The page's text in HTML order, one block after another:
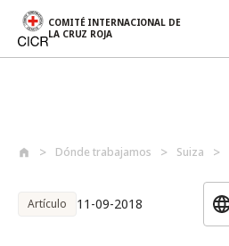
COMITÉ INTERNACIONAL DE
LA CRUZ ROJA
Dónde trabajamos Suiza
Artículo 11-09-2018